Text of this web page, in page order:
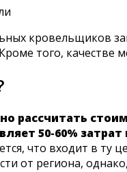
кровельщиков
того,
рассчитать
50-60% затрат
что входит в
от региона,